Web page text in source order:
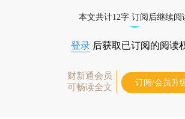
本文共计12字 订阅后继续阅
登录 后获取已订阅的阅读
财新通会员
可畅读全文
订阅/会员升